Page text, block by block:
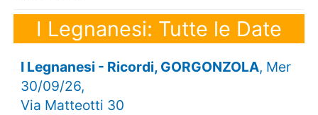
I Legnanesi: Tutte le Date
I Legnanesi - Ricordi, GORGONZOLA, Mer
30/09/26,
Via Matteotti 30